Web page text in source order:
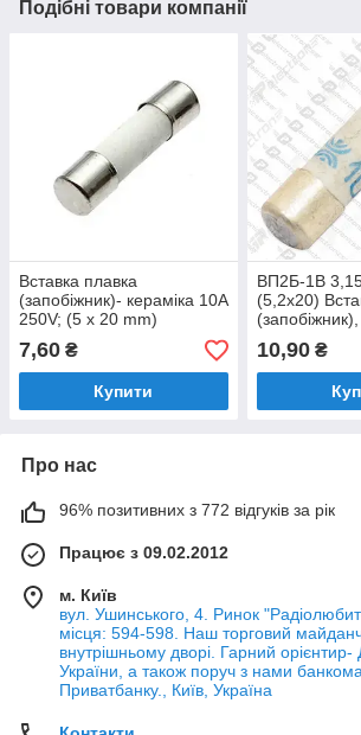
Подібні товари компанії
Вставка плавка
(запобіжник)- кераміка 10A
250V; (5 x 20 mm)
7,60 ₴
Купити
ВП2Б-1В
(5,2x20)
10,90₴
Про нас
96% позитивних з 772 відгуків за рік
Працює з 09.02.2012
м. Київ
вул. Ушинського, 4. Ринок
місця: 594-598. Наш торговий
внутрішньому дворі. Гарний
України, а також поруч з нами
Приватбанку., Київ, Україна